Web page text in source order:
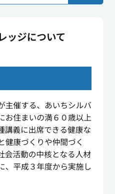
ッジについて
主催する、あいちシルバ
お住まいの満６０歳以上
講義に出席できる健康な
健康づくりや仲間づく
会活動の中核となる人材
、平成３年度から実施し